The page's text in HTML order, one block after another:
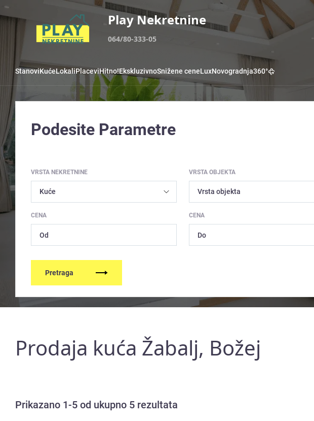
Play Nekretnine
064/80-333-05
StanoviKućeLokaliPlaceviHitno!EkskluzivnoSnižene ceneLuxNovogradnja360°
Podesite Parametre
VRSTA NEKRETNINE VRSTA OBJEKTA
CENA CENA
Pretraga
Prodaja kuća Žabalj, Božej
Prikazano 1-5 od ukupno 5 rezultata